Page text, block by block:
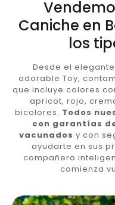
Caniche en
los
Desde el
adorable Toy,
que incluye colores
apricot, rojo,
bicolores. Todos
con garantías
vacunados y con
ayudarte en sus
compañero
comienza